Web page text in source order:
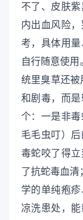
不了、皮肤
内出血风险
考，具体用
自行随意使用
统里臭草还被
和剧毒，而
个：一是非毒
毛毛虫叮）
毒蛇咬了得
了抗蛇毒血清
学的单纯疱
凉洗患处，